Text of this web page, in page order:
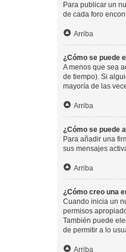
Para publicar un
de cada foro
Arriba
¿Cómo se puede
A menos que sea
de tiempo). Si
mayoría de las
Arriba
¿Cómo se puede
Para añadir una
sus mensajes
Arriba
¿Cómo creo una
Cuando inicia un
permisos
También puede
de permitir a lo
Arriba